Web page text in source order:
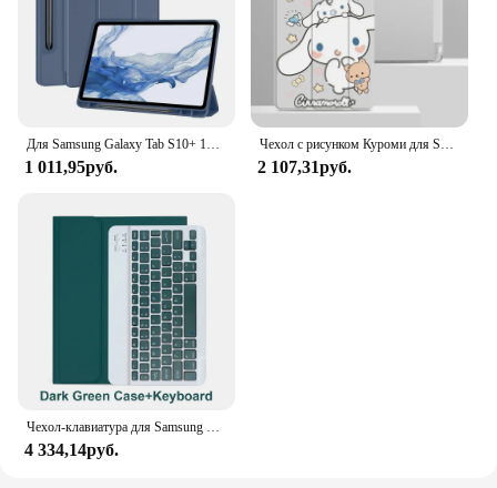
1 011,95руб. 2 107,31руб.
4 334,14руб.